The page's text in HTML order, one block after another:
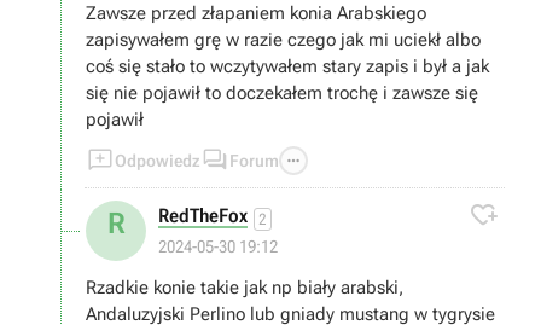
Zawsze przed złapaniem konia Arabskiego
zapisywałem grę w razie czego jak mi uciekł albo
coś się stało to wczytywałem stary zapis i był a jak
się nie pojawił to doczekałem trochę i zawsze się
pojawił
Odpowiedz  Forum 
R RedTheFox 2
2024-05-30 19:12

Rzadkie konie takie jak np biały arabski,
Andaluzyjski Perlino lub gniady mustang w tygrysie